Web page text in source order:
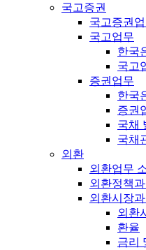
국고증권
국고증권
국고업무
한국
국고
증권업무
한국
증권
국채
국채
외환
외환업무
외환정책
외환시장
외환
환율
금리